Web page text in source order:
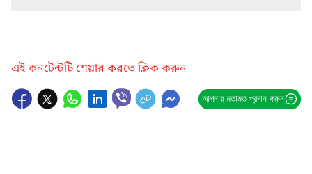
এই কনটেন্টটি শেয়ার করতে ক্লিক করুন
আপনার মতামত প্রদান করুন